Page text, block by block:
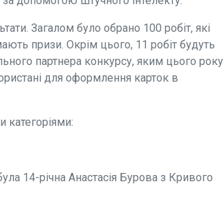
Загалом було обрано 100 робіт, які
призи. Окрім цього, 11 робіт будуть
партнера конкурсу, яким цього року
для оформлення карток в
категоріями:
14-річна Анастасія Бурова з Кривого